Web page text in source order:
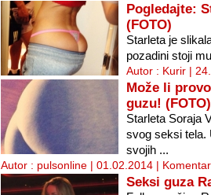
Pogledajte:
(FOTO)
Starleta je
pozadini stoji
Autor : Kurir |
Može li
guzu! (FOTO)
Starleta Soraja
svog seksi tela.
svojih ...
Autor : pulsonline | 01.02.2014 |
Seksi guza